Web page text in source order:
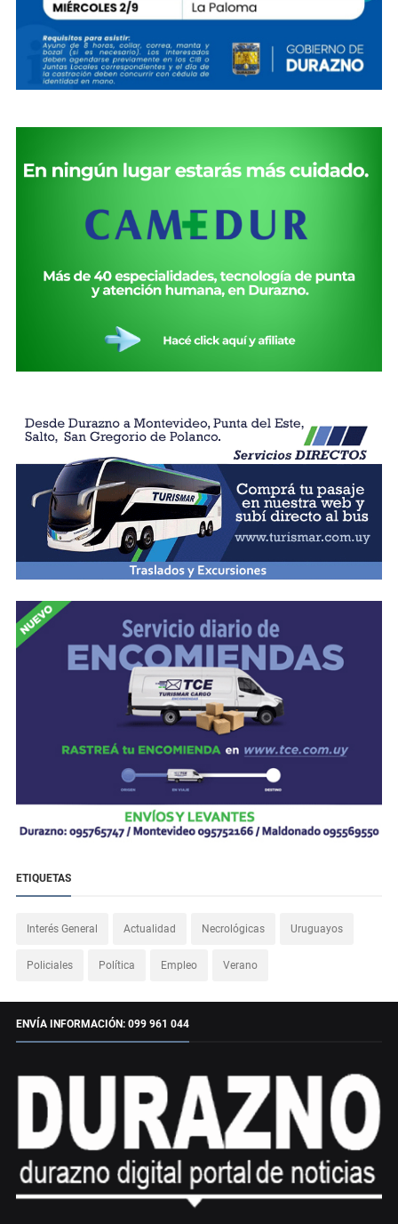
ETIQUETAS
Interés General Actualidad Necrológicas Uruguayos
Policiales Política Empleo Verano
ENVÍA INFORMACIÓN: 099 961 044